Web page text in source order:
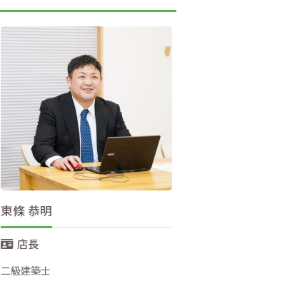
東條 恭明
店長
二級建築士